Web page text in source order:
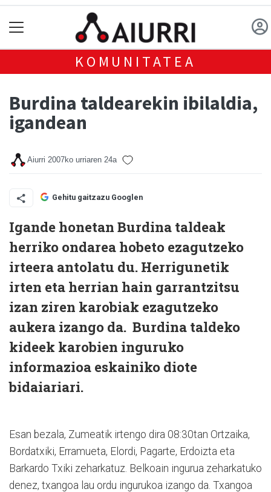
KOMUNITATEA
Burdina taldearekin ibilaldia,
igandean
Aiurri 2007ko urriaren 24a
Gehitu gaitzazu Googlen
Igande honetan Burdina taldeak
herriko ondarea hobeto ezagutzeko
irteera antolatu du. Herrigunetik
irten eta herrian hain garrantzitsu
izan ziren karobiak ezagutzeko
aukera izango da. Burdina taldeko
kideek karobien inguruko
informazioa eskainiko diote
bidaiariari.
Esan bezala, Zumeatik irtengo dira 08:30tan Ortzaika,
Bordatxiki, Erramueta, Elordi, Pagarte, Erdoizta eta
Barkardo Txiki zeharkatuz. Belkoain ingurua zeharkatuko
denez, txangoa lau ordu ingurukoa izango da. Txangoa